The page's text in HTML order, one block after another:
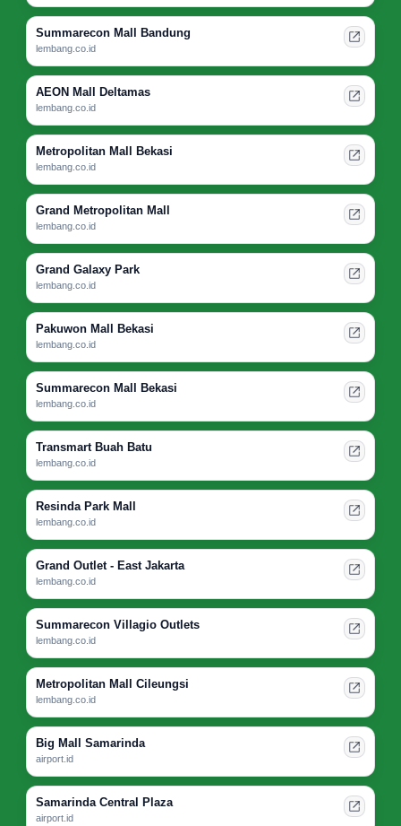
Summarecon Mall Bandung
lembang.co.id
AEON Mall Deltamas
lembang.co.id
Metropolitan Mall Bekasi
lembang.co.id
Grand Metropolitan Mall
lembang.co.id
Grand Galaxy Park
lembang.co.id
Pakuwon Mall Bekasi
lembang.co.id
Summarecon Mall Bekasi
lembang.co.id
Transmart Buah Batu
lembang.co.id
Resinda Park Mall
lembang.co.id
Grand Outlet - East Jakarta
lembang.co.id
Summarecon Villagio Outlets
lembang.co.id
Metropolitan Mall Cileungsi
lembang.co.id
Big Mall Samarinda
airport.id
Samarinda Central Plaza
airport.id